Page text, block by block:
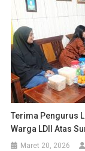
Terima Pengurus
Warga LDII Atas
Maret 20, 2026